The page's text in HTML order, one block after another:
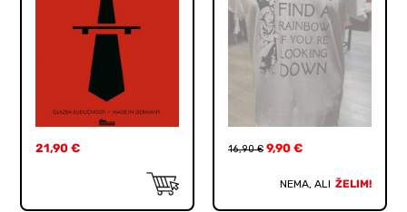
21,90€ 16,90€ 9,90 €
NEMA, ALI ŽELIM!